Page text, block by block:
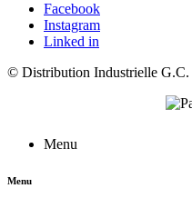
Facebook
Instagram
Linked in
© Distribution Industrielle G.C.
Menu
Menu